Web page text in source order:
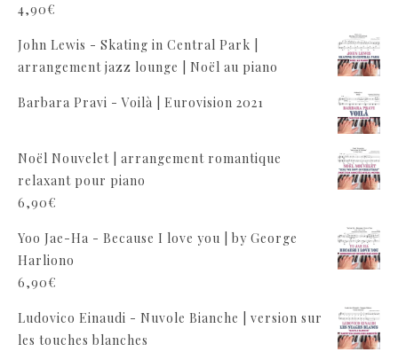
4,90€
John Lewis - Skating in Central Park |
arrangement jazz lounge | Noël au piano
Barbara Pravi - Voilà | Eurovision 2021
Noël Nouvelet | arrangement romantique
relaxant pour piano
6,90€
Yoo Jae-Ha - Because I love you | by George
Harliono
6,90€
Ludovico Einaudi - Nuvole Bianche | version sur
les touches blanches